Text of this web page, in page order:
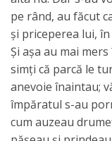
pe rând, au făcut
şi priceperea lui,
Şi aşa au mai
simţi că parcă le
anevoie înaintau;
împăratul s-au
cum auzeau